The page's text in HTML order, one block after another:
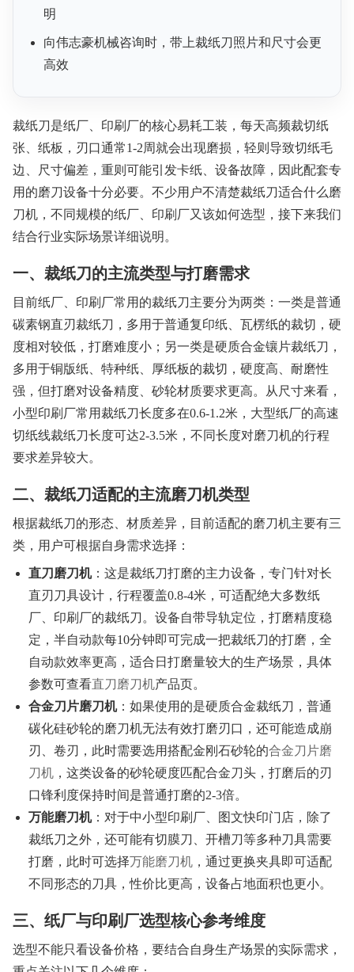
明
向伟志豪机械咨询时，带上裁纸刀照片和尺寸会更
高效
裁纸刀是纸厂、印刷厂的核心易耗工装，每天高频裁切纸
张、纸板，刃口通常1-2周就会出现磨损，轻则导致切纸毛
边、尺寸偏差，重则可能引发卡纸、设备故障，因此配套专
用的磨刀设备十分必要。不少用户不清楚裁纸刀适合什么磨
刀机，不同规模的纸厂、印刷厂又该如何选型，接下来我们
结合行业实际场景详细说明。
一、裁纸刀的主流类型与打磨需求
目前纸厂、印刷厂常用的裁纸刀主要分为两类：一类是普通
碳素钢直刃裁纸刀，多用于普通复印纸、瓦楞纸的裁切，硬
度相对较低，打磨难度小；另一类是硬质合金镶片裁纸刀，
多用于铜版纸、特种纸、厚纸板的裁切，硬度高、耐磨性
强，但打磨对设备精度、砂轮材质要求更高。从尺寸来看，
小型印刷厂常用裁纸刀长度多在0.6-1.2米，大型纸厂的高速
切纸线裁纸刀长度可达2-3.5米，不同长度对磨刀机的行程
要求差异较大。
二、裁纸刀适配的主流磨刀机类型
根据裁纸刀的形态、材质差异，目前适配的磨刀机主要有三
类，用户可根据自身需求选择：
直刀磨刀机：这是裁纸刀打磨的主力设备，专门针对长
直刃刀具设计，行程覆盖0.8-4米，可适配绝大多数纸
厂、印刷厂的裁纸刀。设备自带导轨定位，打磨精度稳
定，半自动款每10分钟即可完成一把裁纸刀的打磨，全
自动款效率更高，适合日打磨量较大的生产场景，具体
参数可查看直刀磨刀机产品页。
合金刀片磨刀机：如果使用的是硬质合金裁纸刀，普通
碳化硅砂轮的磨刀机无法有效打磨刃口，还可能造成崩
刃、卷刃，此时需要选用搭配金刚石砂轮的合金刀片磨
刀机 ，这类设备的砂轮硬度匹配合金刀头，打磨后的刃
口锋利度保持时间是普通打磨的2-3倍。
万能磨刀机：对于中小型印刷厂、图文快印门店，除了
裁纸刀之外，还可能有切膜刀、开槽刀等多种刀具需要
打磨，此时可选择万能磨刀机 ，通过更换夹具即可适配
不同形态的刀具，性价比更高，设备占地面积也更小。
三、纸厂与印刷厂选型核心参考维度
选型不能只看设备价格，要结合自身生产场景的实际需求，